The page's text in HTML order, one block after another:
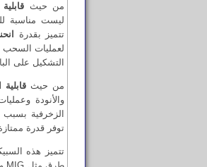
من حيث
ليست مناسبة
تتميز بقدرة
لعمليات السحب
التشكيل على
من حيثقابلية
والأنودة
الزخرفية
توفر قدرة
تتميز هذه